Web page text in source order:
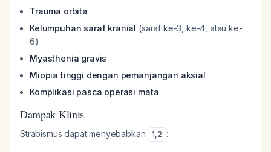
Trauma orbita
Kelumpuhan saraf kranial (saraf ke-3, ke-4, atau ke-
6)
Myasthenia gravis
Miopia tinggi dengan pemanjangan aksial
Komplikasi pasca operasi mata
Dampak Klinis
Strabismus dapat menyebabkan 1,2 :